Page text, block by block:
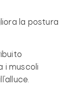
la postura
i muscoli